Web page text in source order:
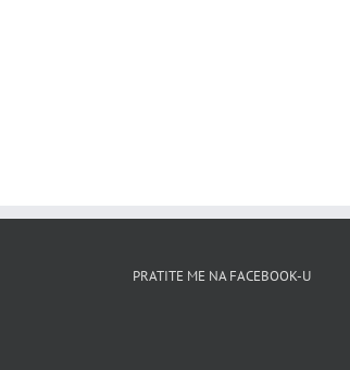
PRATITE ME NA FACEBOOK-U